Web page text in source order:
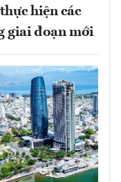
hiện các
giai đoạn mới